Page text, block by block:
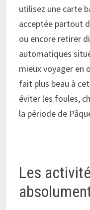
utilisez une carte
acceptée partout
ou encore retirer
automatiques
mieux voyager en
fait plus beau à
éviter les foules,
la période de
Les